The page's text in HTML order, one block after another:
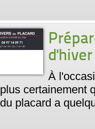
d'hiver
À
plus certainement
du placard a